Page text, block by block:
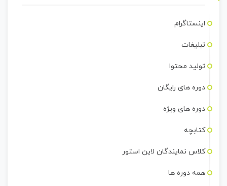
اینستاگرام
تبلیغات
تولید محتوا
دوره های رایگان
دوره های ویژه
کتابچه
کلاس نمایندگان لاین استور
همه دوره ها